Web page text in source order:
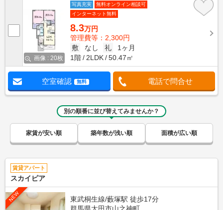
画像 : 20枚
写真充実
無料オンライン相談可
インターネット無料
8.3万円
管理費等：2,300円
敷
なし 礼
1ヶ月
1階
2LDK 50.47㎡
空室確認 無料 電話で問合せ
別の順番に並び替えてみませんか？
家賃が安い順 築年数が浅い順 面積が広い順
賃貸アパート
スカイピア
NEW
東武桐生線/藪塚駅 徒歩17分